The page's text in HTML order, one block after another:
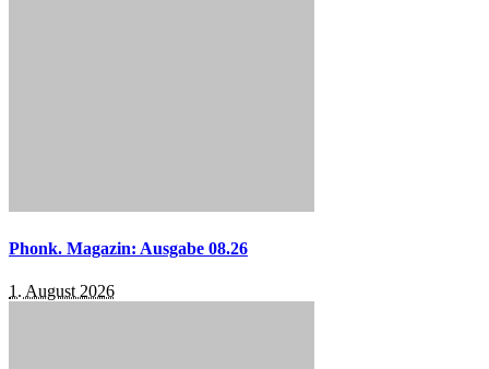
Phonk. Magazin: Ausgabe 08.26
1. August 2026